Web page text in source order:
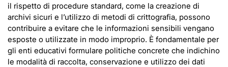
il rispetto di procedure standard, come la creazione di
archivi sicuri e l’utilizzo di metodi di crittografia, possono
contribuire a evitare che le informazioni sensibili vengano
esposte o utilizzate in modo improprio. È fondamentale per
gli enti educativi formulare politiche concrete che indichino
le modalità di raccolta, conservazione e utilizzo dei dati